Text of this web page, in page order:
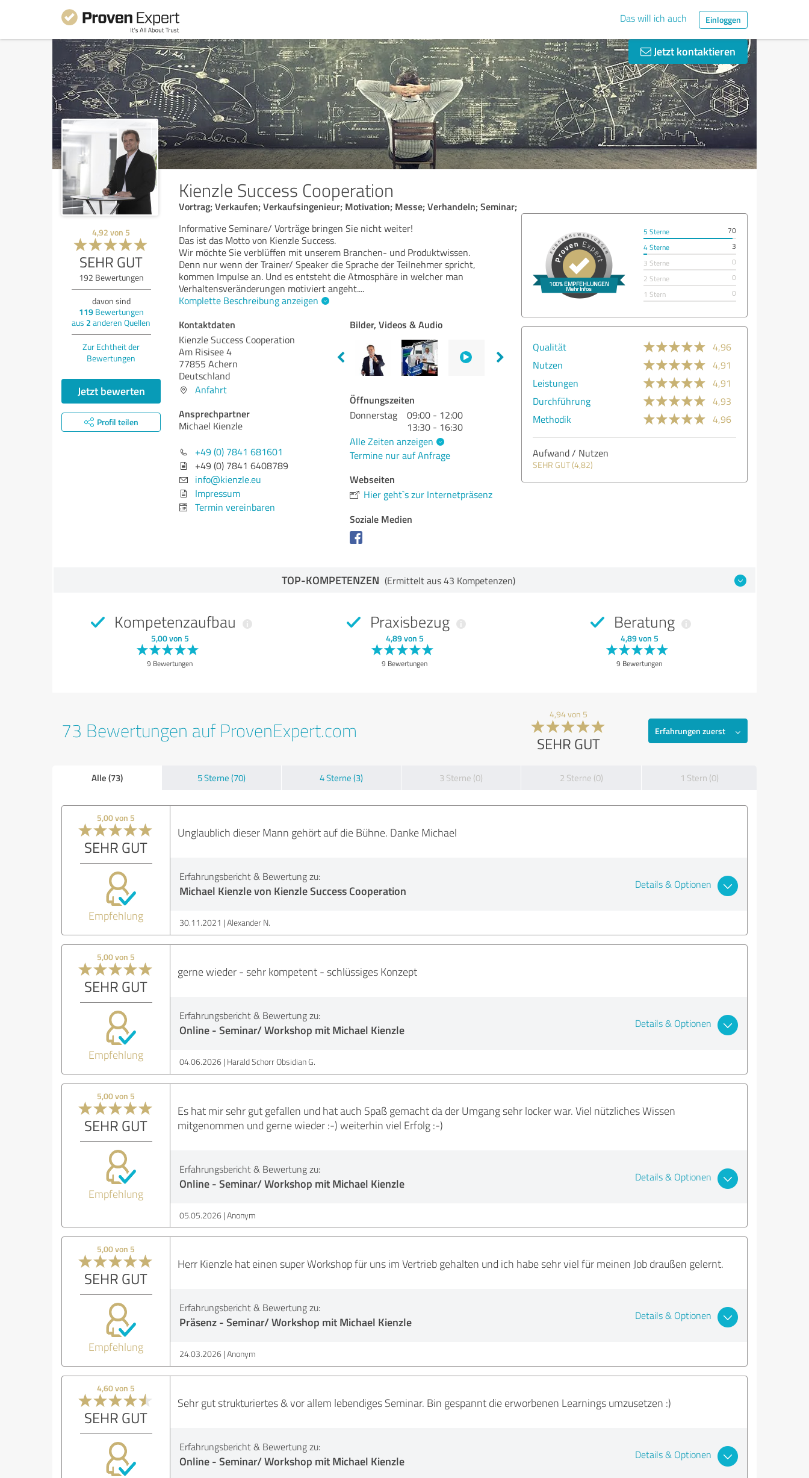
Das will ich auch Einloggen
Jetzt kontaktieren
Kienzle Success Cooperation
Vortrag; Verkaufen; Verkaufsingenieur; Motivation; Messe; Verhandeln; Seminar;
4,92 von 5
SEHR GUT
192 Bewertungen
davon sind
119Bewertungen
aus 2 anderen Quellen
Zur Echtheit der
Bewertungen
Jetzt bewerten
Profil teilen
Informative Seminare/ Vorträge bringen Sie nicht weiter!
Das ist das Motto von Kienzle Success.
Wir möchte Sie verblüffen mit unserem Branchen- und Produktwissen.
Denn nur wenn der Trainer/ Speaker die Sprache der Teilnehmer spricht,
kommen Impulse an. Und es entsteht die Atmosphäre in welcher man
Verhaltensveränderungen motiviert angeht....
Komplette Beschreibung anzeigen
Kontaktdaten
Kienzle Success Cooperation
Am Risisee 4
77855 Achern
Deutschland
Anfahrt
Ansprechpartner
Michael Kienzle
+49 (0) 7841 681601
+49 (0) 7841 6408789
info@kienzle.eu
Impressum
Termin vereinbaren
Bilder, Videos & Audio
Öffnungszeiten
Donnerstag
09:00 - 12:00
13:30 - 16:30
Alle Zeiten anzeigen
Termine nur auf Anfrage
Webseiten
Hier geht`s zur Internetpräsenz
Soziale Medien
5 Sterne
70
4 Sterne
3
3 Sterne
0
2 Sterne
0
1 Stern
0
Qualität
4,96
Nutzen
4,91
Leistungen
4,91
Durchführung
4,93
Methodik
4,96
Aufwand / Nutzen
SEHR GUT (4,82)
TOP-KOMPETENZEN (Ermittelt aus 43 Kompetenzen)
Kompetenzaufbau
5,00 von 5
9 Bewertungen
Praxisbezug
4,89 von 5
9 Bewertungen
Beratung
4,89 von 5
9 Bewertungen
73 Bewertungen auf ProvenExpert.com
4,94 von 5
SEHR GUT
Erfahrungen zuerst
Alle (73) 5 Sterne (70) 4 Sterne (3) 3 Sterne (0) 2 Sterne (0) 1 Stern (0)
5,00 von 5
SEHR GUT
Empfehlung
Unglaublich dieser Mann gehört auf die Bühne. Danke Michael
Erfahrungsbericht & Bewertung zu:
Michael Kienzle von Kienzle Success Cooperation Details & Optionen
30.11.2021 Alexander N.
5,00 von 5
SEHR GUT
Empfehlung
gerne wieder - sehr kompetent - schlüssiges Konzept
Erfahrungsbericht & Bewertung zu:
Online - Seminar/ Workshop mit Michael Kienzle Details & Optionen
04.06.2026 Harald Schorr Obsidian G.
5,00 von 5
SEHR GUT
Empfehlung
Es hat mir sehr gut gefallen und hat auch Spaß gemacht da der Umgang sehr locker war. Viel nützliches Wissen
mitgenommen und gerne wieder :-) weiterhin viel Erfolg :-)
Erfahrungsbericht & Bewertung zu:
Online - Seminar/ Workshop mit Michael Kienzle Details & Optionen
05.05.2026 Anonym
5,00 von 5
SEHR GUT
Empfehlung
Herr Kienzle hat einen super Workshop für uns im Vertrieb gehalten und ich habe sehr viel für meinen Job draußen gelernt.
Erfahrungsbericht & Bewertung zu:
Präsenz - Seminar/ Workshop mit Michael Kienzle Details & Optionen
24.03.2026 Anonym
4,60 von 5
SEHR GUT
Sehr gut strukturiertes & vor allem lebendiges Seminar. Bin gespannt die erworbenen Learnings umzusetzen :)
Erfahrungsbericht & Bewertung zu:
Online - Seminar/ Workshop mit Michael Kienzle Details & Optionen